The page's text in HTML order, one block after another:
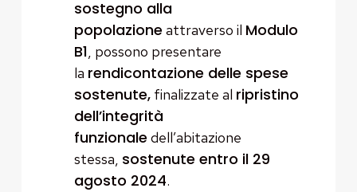
sostegno alla
popolazione attraverso il Modulo
B1, possono presentare
la rendicontazione delle spese
sostenute,finalizzate al ripristino
dell’integrità
funzionale dell’abitazione
stessa, sostenute entro il 29
agosto 2024.